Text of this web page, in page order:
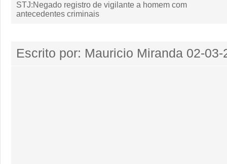
STJ:Negado registro de vigilante a homem com
antecedentes criminais
Escrito por: Mauricio Miranda 02-03-